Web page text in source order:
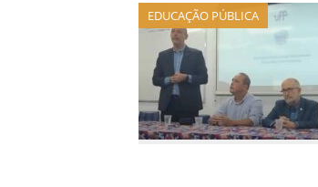
EDUCAÇÃO PÚBLICA